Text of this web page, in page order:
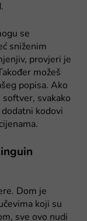
se
sniženim
provjeri je
možeš
popisa. Ako
svakako
kodovi
Dom je
koji su
sve ovo nudi